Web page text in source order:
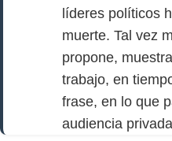
líderes políticos
muerte. Tal vez
propone,
trabajo, en
frase, en lo que
audiencia